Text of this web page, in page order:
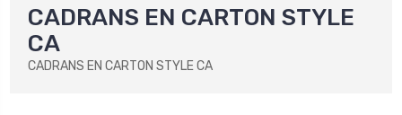
CADRANS EN CARTON STYLE
CA
CADRANS EN CARTON STYLE CA